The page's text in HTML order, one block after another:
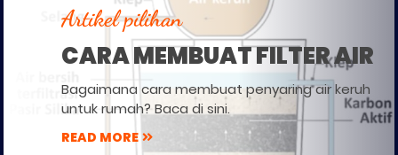
Artikel pilihan
CARA MEMBUAT FILTER AIR
Bagaimana cara membuat penyaring air keruh
untuk rumah? Baca di sini.
READ MORE